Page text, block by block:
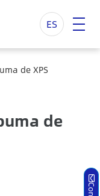
ES
de XPS
de